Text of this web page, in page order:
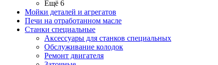
Ещё 6
Мойки деталей и агрегатов
Печи на отработанном масле
Станки специальные
Аксессуары для станков специальных
Обслуживание колодок
Ремонт двигателя